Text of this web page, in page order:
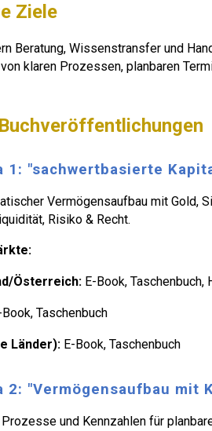
Ziele
Beratung, Wissenstransfer und
klaren Prozessen, planbaren
Buchveröffentlichungen
1: "sachwertbasierte
Vermögensaufbau mit Gold,
Risiko & Recht.
Österreich: E-Book, Taschenbuch,
Book, Taschenbuch
Länder): E-Book, Taschenbuch
2: "Vermögensaufbau mit
Prozesse und Kennzahlen für